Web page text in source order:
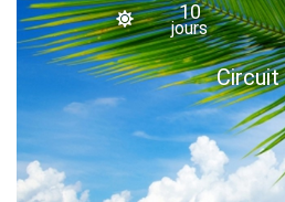
Circuit
10
jours